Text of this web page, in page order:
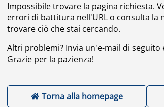
Impossibile trovare la pagina richiesta.
errori di battitura nell'URL o consulta la
trovare ciò che stai cercando.
Altri problemi? Invia un'e-mail di
Grazie per la pazienza!
Torna alla homepage